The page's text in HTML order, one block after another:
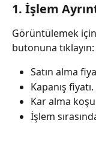
1. İşlem
Görüntülemek
butonuna tıklayın:
Satın alma
Kapanış fiyatı.
Kar alma
İşlem